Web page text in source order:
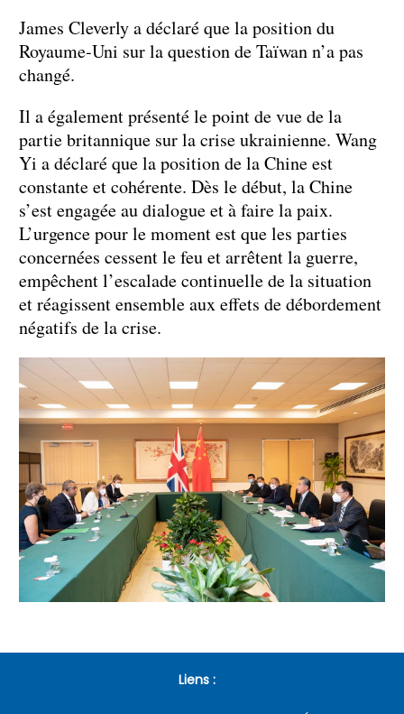
James Cleverly a déclaré que la position du
Royaume-Uni sur la question de Taïwan n’a pas
changé.
Il a également présenté le point de vue de la
partie britannique sur la crise ukrainienne. Wang
Yi a déclaré que la position de la Chine est
constante et cohérente. Dès le début, la Chine
s’est engagée au dialogue et à faire la paix.
L’urgence pour le moment est que les parties
concernées cessent le feu et arrêtent la guerre,
empêchent l’escalade continuelle de la situation
et réagissent ensemble aux effets de débordement
négatifs de la crise.
Liens :